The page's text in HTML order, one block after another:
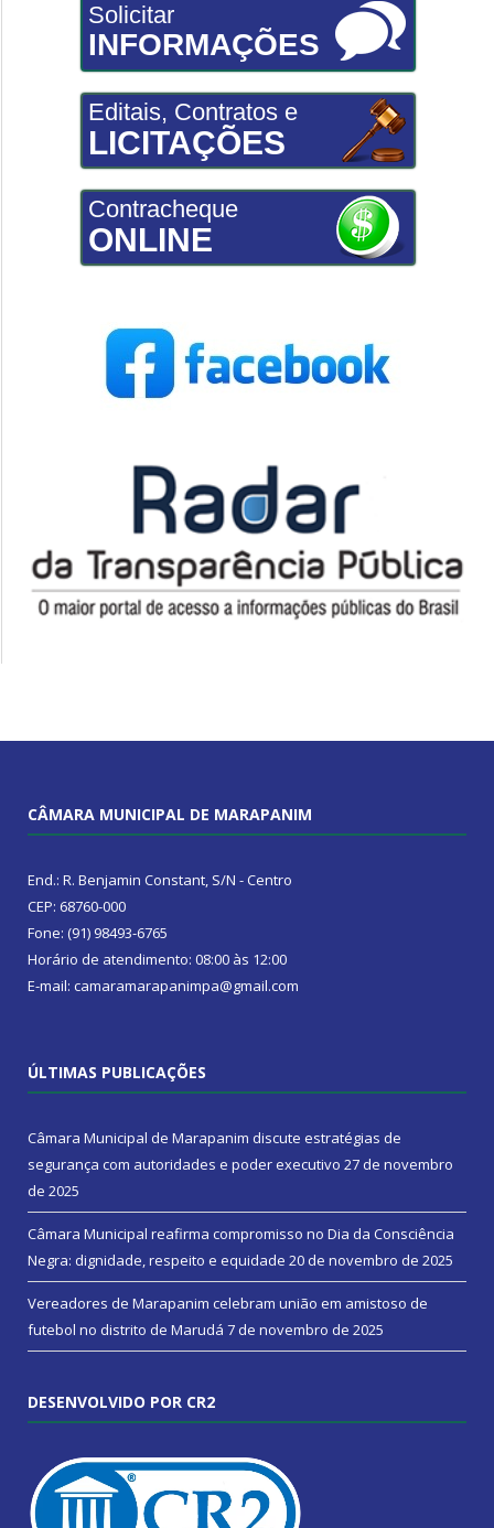
Solicitar
INFORMAÇÕES
Editais, Contratos e
LICITAÇÕES
Contracheque
ONLINE
CÂMARA MUNICIPAL DE MARAPANIM
End.: R. Benjamin Constant, S/N - Centro
CEP: 68760-000
Fone: (91) 98493-6765
Horário de atendimento: 08:00 às 12:00
E-mail: camaramarapanimpa@gmail.com
ÚLTIMAS PUBLICAÇÕES
Câmara Municipal de Marapanim discute estratégias de
segurança com autoridades e poder executivo 27 de novembro
de 2025
Câmara Municipal reafirma compromisso no Dia da Consciência
Negra: dignidade, respeito e equidade 20 de novembro de 2025
Vereadores de Marapanim celebram união em amistoso de
futebol no distrito de Marudá 7 de novembro de 2025
DESENVOLVIDO POR CR2